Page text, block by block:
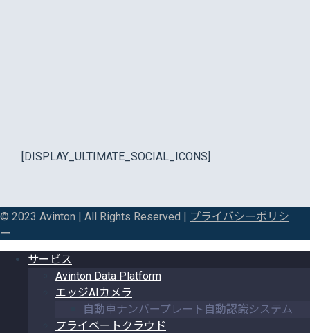
[DISPLAY_ULTIMATE_SOCIAL_ICONS]
© 2023 Avinton | All Rights Reserved | プライバシーポリシ
ー
サービス
Avinton Data Platform
エッジAIカメラ
自動車ナンバープレート自動認識システム
プライベートクラウド